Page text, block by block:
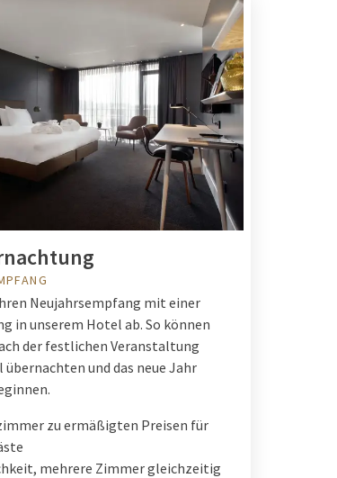
Neujahrsempfang mit einer
in unserem Hotel ab. So können
der festlichen Veranstaltung
und das neue Jahr
zu ermäßigten Preisen für
mehrere Zimmer gleichzeitig